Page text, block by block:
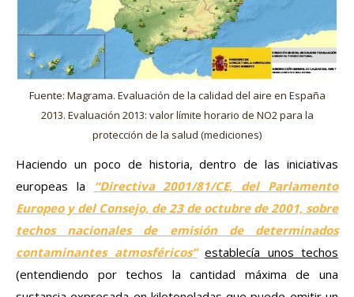
Fuente: Magrama. Evaluación de la calidad del aire en España
2013. Evaluación 2013: valor límite horario de NO2 para la
protección de la salud (mediciones)
Haciendo un poco de historia, dentro de las iniciativas
europeas la
“Directiva 2001/81/CE, del Parlamento
Europeo y del Consejo, de 23 de octubre de 2001, sobre
techos nacionales de emisión de determinados
contaminantes atmosféricos” establecía unos techos
(entendiendo por techos la cantidad máxima de una